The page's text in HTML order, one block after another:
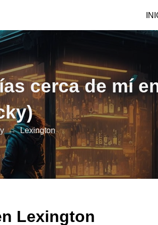
cerca de mí
→ Lexington
Lexington